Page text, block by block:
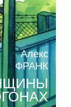
Алекс
ФРАНК